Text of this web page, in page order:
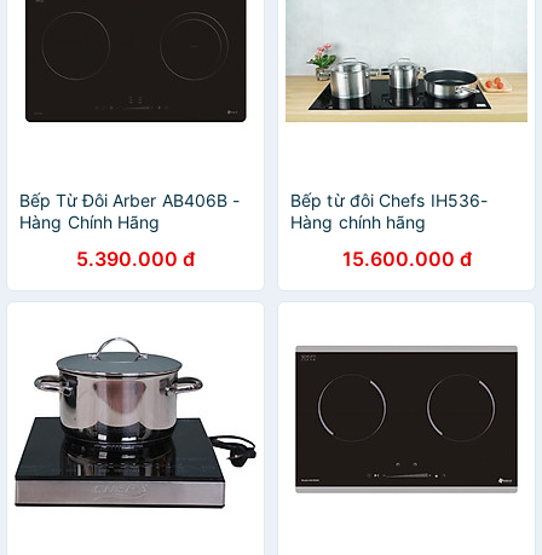
Bếp Từ Đôi Arber AB406B -
Hàng Chính Hãng
5.390.000 đ
Bếp từ đôi Chefs IH536-
Hàng chính hãng
15.600.000 đ